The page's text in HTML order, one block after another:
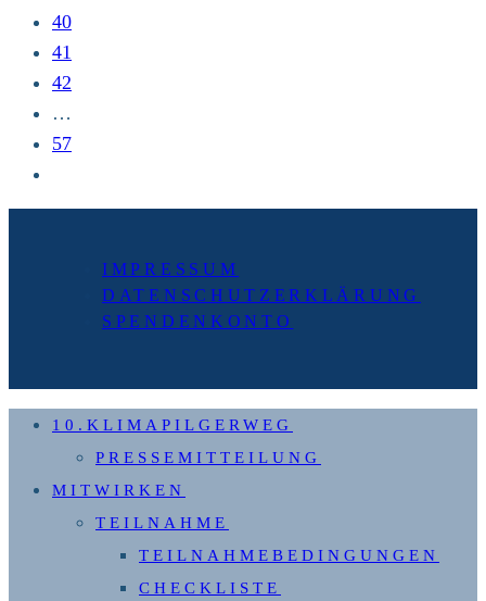
40
41
42
…
57
nächsten
IMPRESSUM
DATENSCHUTZERKLÄRUNG
SPENDENKONTO
10.KLIMAPILGERWEG
PRESSEMITTEILUNG
MITWIRKEN
TEILNAHME
TEILNAHMEBEDINGUNGEN
CHECKLISTE